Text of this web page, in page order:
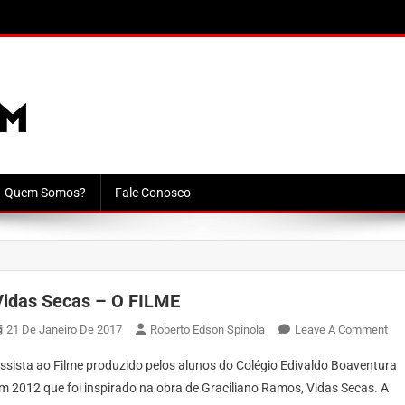
Quem Somos? Fale Conosco
Secas – O FILME
21 De Janeiro De 2017 Roberto Edson Spínola Leave A CommentOn
–
ao Filme produzido pelos alunos do Colégio Edivaldo Boaventura
2012 que foi inspirado na obra de Graciliano Ramos, Vidas Secas. A